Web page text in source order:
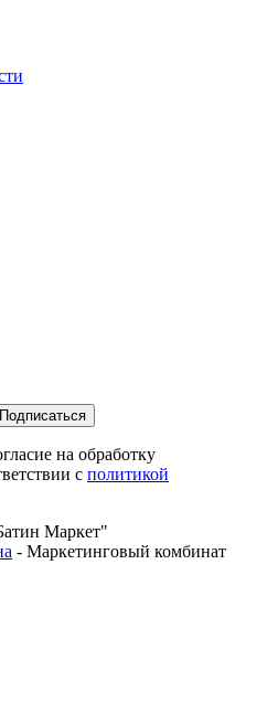
на обработку
с политикой
Маркет"
- Маркетинговый комбинат